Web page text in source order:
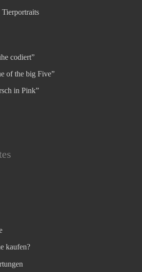
Tierportraits
codiert”
of the big Five”
in Pink”
kaufen?